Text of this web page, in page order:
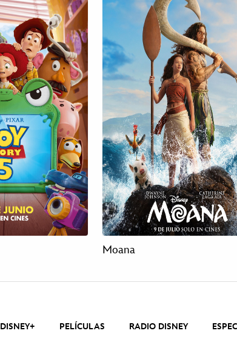
Moana
DISNEY+ PELÍCULAS RADIO DISNEY